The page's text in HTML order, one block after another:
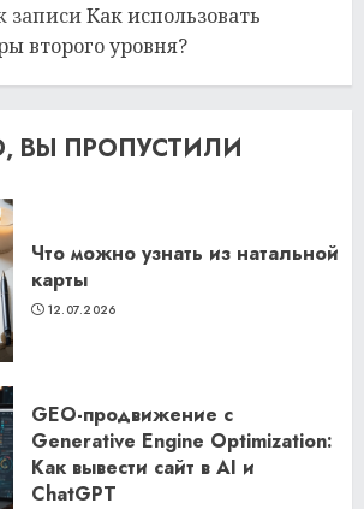
записиКак использовать
второго уровня?
ВЫ ПРОПУСТИЛИ
Что можно узнать из натальной
карты
12.07.2026
GEO-продвижение с
Generative Engine Optimization:
Как вывести сайт в AI и
ChatGPT